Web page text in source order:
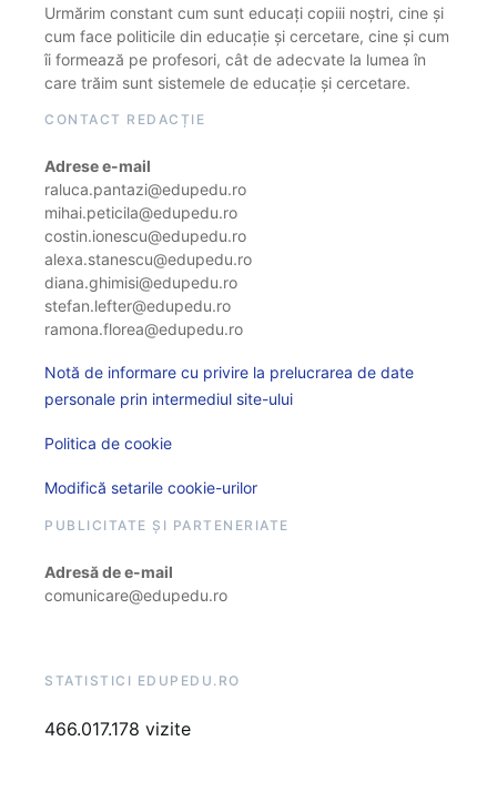
Urmărim constant cum sunt educați copiii noștri, cine și
cum face politicile din educație și cercetare, cine și cum
îi formează pe profesori, cât de adecvate la lumea în
care trăim sunt sistemele de educație și cercetare.
CONTACT REDACȚIE
Adrese e-mail
raluca.pantazi@edupedu.ro
mihai.peticila@edupedu.ro
costin.ionescu@edupedu.ro
alexa.stanescu@edupedu.ro
diana.ghimisi@edupedu.ro
stefan.lefter@edupedu.ro
ramona.florea@edupedu.ro
Notă de informare cu privire la prelucrarea de date
personale prin intermediul site-ului
Politica de cookie
Modifică setarile cookie-urilor
PUBLICITATE ȘI PARTENERIATE
Adresă de e-mail
comunicare@edupedu.ro
STATISTICI EDUPEDU.RO
466.017.178 vizite